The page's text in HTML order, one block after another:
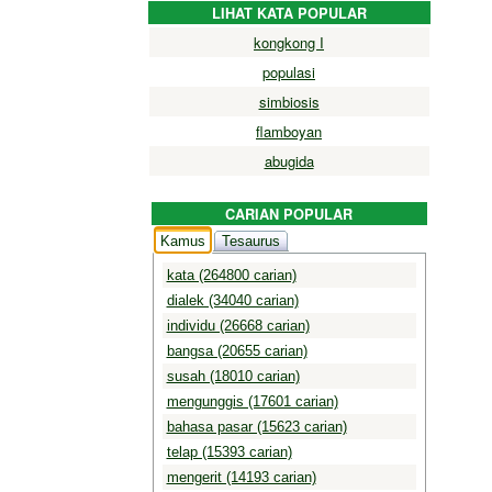
LIHAT KATA POPULAR
kongkong I
populasi
simbiosis
flamboyan
abugida
CARIAN POPULAR
Kamus Tesaurus
kata (264800 carian)
dialek (34040 carian)
individu (26668 carian)
bangsa (20655 carian)
susah (18010 carian)
mengunggis (17601 carian)
bahasa pasar (15623 carian)
telap (15393 carian)
mengerit (14193 carian)